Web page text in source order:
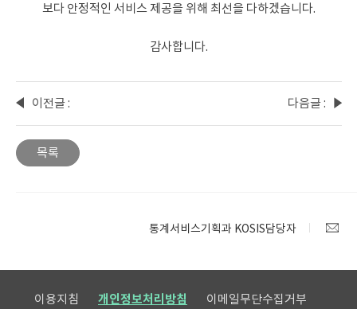
보다 안정적인 서비스 제공을 위해 최선을 다하겠습니다.
감사합니다.
이전글 :
2026년
5월
국가통
다음글 :
2026년
현행화
목록
통계서비스기획과 KOSIS담당자
이용지침 개인정보처리방침 이메일무단수집거부